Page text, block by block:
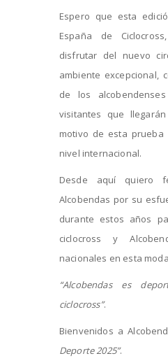
Espero que esta
España de
disfrutar del nuevo
ambiente excepcional,
de los
visitantes que
motivo de esta prueba
nivel internacional.
Desde aquí quiero
Alcobendas por su
durante estos años
ciclocross y
nacionales en esta
“Alcobendas es
ciclocross”.
Bienvenidos a
Deporte 2025”.